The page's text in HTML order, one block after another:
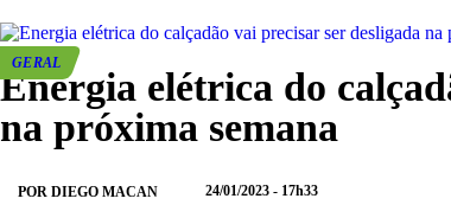
GERAL
Energia elétrica do
na próxima semana
POR DIEGO MACAN 24/01/2023 - 17h33